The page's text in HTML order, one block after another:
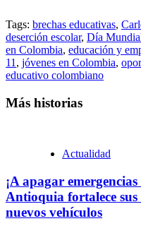
Tags: brechas educativas,
deserción escolar, Día
en Colombia, educación y
11 , jóvenes en Colombia,
educativo colombiano
Más historias
Actualidad
¡A apagar
Antioquia fortalece sus
nuevos vehículos